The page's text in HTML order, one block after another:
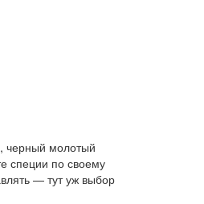
черный молотый
специи по своему
— тут уж выбор